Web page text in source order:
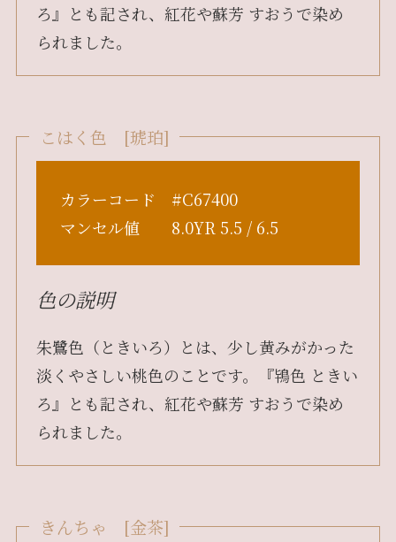
ろ』とも記され、紅花や蘇芳 すおうで染め
られました。
こはく色 [琥珀]
カラーコード #C67400
マンセル値 8.0YR 5.5 / 6.5
色の説明
朱鷺色（ときいろ）とは、少し黄みがかった
淡くやさしい桃色のことです。『鴇色 ときい
ろ』とも記され、紅花や蘇芳 すおうで染め
られました。
きんちゃ [金茶]